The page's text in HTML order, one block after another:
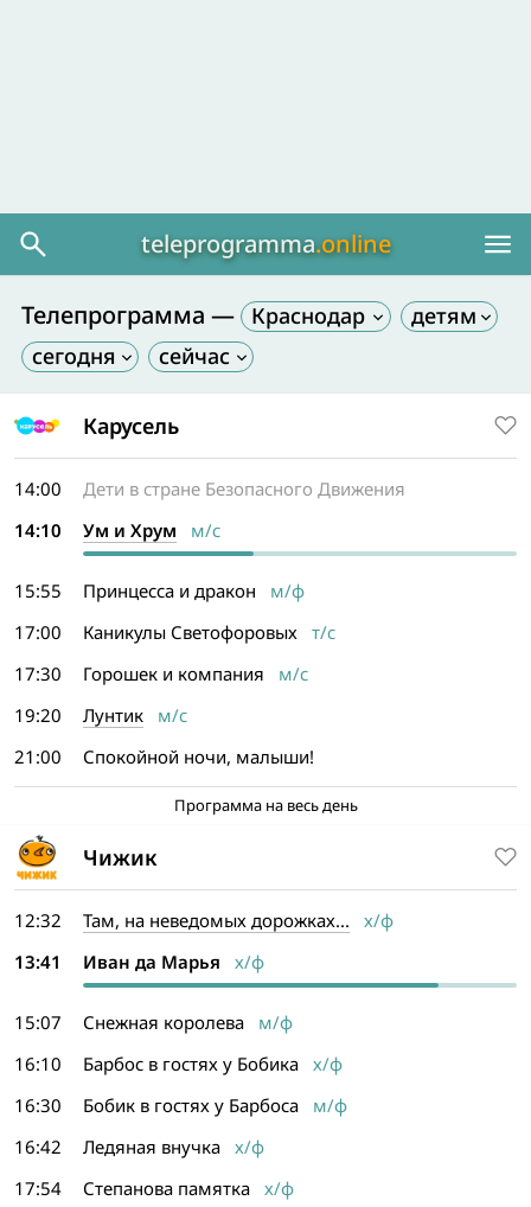
teleprogramma.online
Телепрограмма — Краснодар
Карусель
14:00
Дети в стране Безопасного Движения
14:10
Ум и Хрум м/с
15:55 Принцесса и дракон м/ф
17:00
Каникулы Светофоровых т/с
17:30
Горошек и компания м/с
19:20
Лунтик м/с
21:00
Спокойной ночи, малыши!
Программа на весь день
Чижик
12:32 Там, на неведомых дорожках... х/ф
13:41
Иван да Марья х/ф
15:07 Снежная королева м/ф
16:10
Барбос в гостях у Бобика х/ф
16:30
Бобик в гостях у Барбоса м/ф
16:42
Ледяная внучка х/ф
17:54
Степанова памятка х/ф